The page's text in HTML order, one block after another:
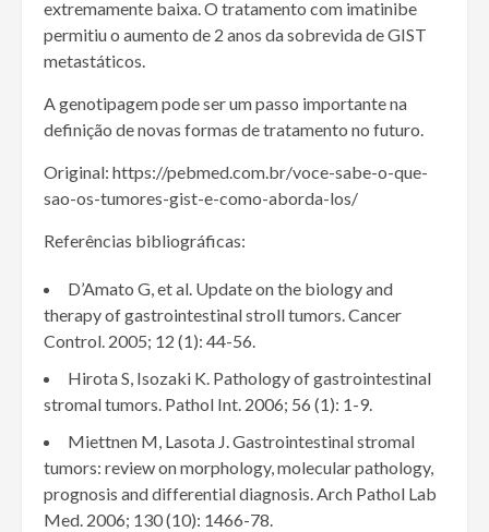
extremamente baixa. O tratamento com imatinibe
permitiu o aumento de 2 anos da sobrevida de GIST
metastáticos.
A genotipagem pode ser um passo importante na
definição de novas formas de tratamento no futuro.
Original: https://pebmed.com.br/voce-sabe-o-que-
sao-os-tumores-gist-e-como-aborda-los/
Referências bibliográficas:
D’Amato G, et al. Update on the biology and
therapy of gastrointestinal stroll tumors. Cancer
Control. 2005; 12 (1): 44-56.
Hirota S, Isozaki K. Pathology of gastrointestinal
stromal tumors. Pathol Int. 2006; 56 (1): 1-9.
Miettnen M, Lasota J. Gastrointestinal stromal
tumors: review on morphology, molecular pathology,
prognosis and differential diagnosis. Arch Pathol Lab
Med. 2006; 130 (10): 1466-78.